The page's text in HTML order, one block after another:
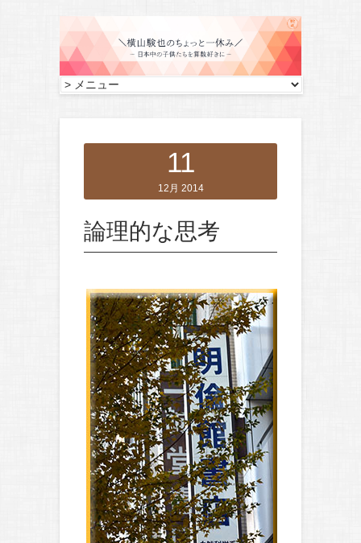
11
12月 2014
論理的な思考